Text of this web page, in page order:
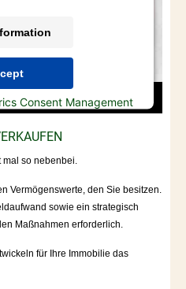
Consent Management
so nebenbei.
Vermögenswerte, den Sie besitzen.
sowie ein strategisch
Maßnahmen erforderlich.
für Ihre Immobilie das